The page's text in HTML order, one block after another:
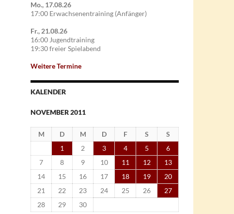
Mo., 17.08.26
17:00 Erwachsenentraining (Anfänger)
Fr., 21.08.26
16:00 Jugendtraining
19:30 freier Spielabend
Weitere Termine
KALENDER
NOVEMBER 2011
M D M D F S
S
1
2 3 4 5
6
7
8 9 10 11 12
13
14
15 16 17 18 19
20
21
22 23 24 25 26
27
28
29
30